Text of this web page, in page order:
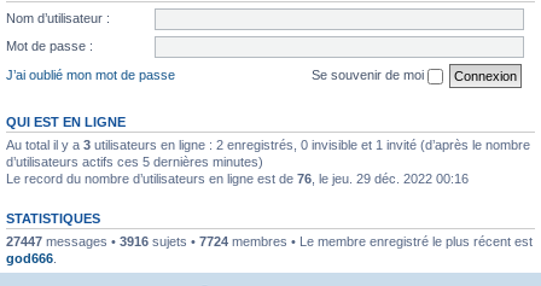
Nom d’utilisateur :
Mot de passe :
J’ai oublié mon mot de passe
Se souvenir de moi
QUI EST EN LIGNE
Au total il y a 3 utilisateurs en ligne : 2 enregistrés, 0 invisible et 1 invité (d’après le nombre
d’utilisateurs actifs ces 5 dernières minutes)
Le record du nombre d’utilisateurs en ligne est de 76 , le jeu. 29 déc. 2022 00:16
STATISTIQUES
27447 messages • 3916 sujets • 7724 membres • Le membre enregistré le plus récent est
god666